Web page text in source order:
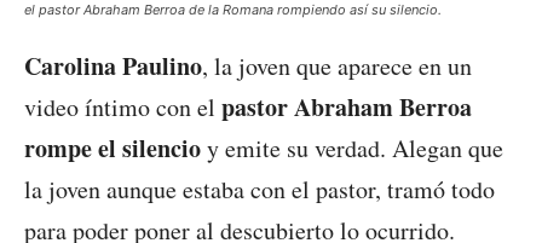
el pastor Abraham Berroa de la Romana rompiendo así su silencio.
Carolina Paulino, la joven que aparece en un
video íntimo con el pastor Abraham Berroa
rompe el silencioy emite su verdad. Alegan que
la joven aunque estaba con el pastor, tramó todo
para poder poner al descubierto lo ocurrido.